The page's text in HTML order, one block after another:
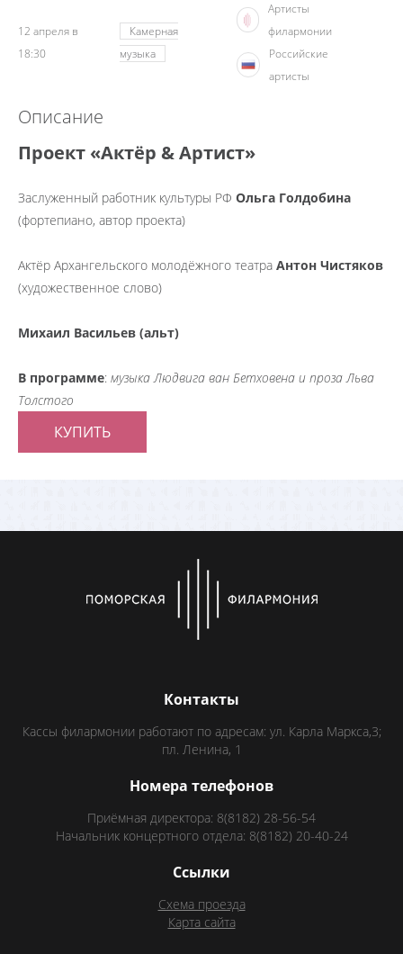
12 апреля в
18:30
Камерная
музыка
Артисты
филармонии
Российские
артисты
Описание
Проект «Актёр & Артист»
Заслуженный работник культуры РФ Ольга Голдобина
(фортепиано, автор проекта)
Актёр Архангельского молодёжного театра Антон Чистяков
(художественное слово)
Михаил Васильев (альт)
В программе: музыка Людвига ван Бетховена и проза Льва
Толстого
КУПИТЬ
Контакты
Кассы филармонии работают по адресам: ул. Карла Маркса,3;
пл. Ленина, 1
Номера телефонов
Приёмная директора: 8(8182) 28-56-54
Начальник концертного отдела: 8(8182) 20-40-24
Ссылки
Схема проезда
Карта сайта